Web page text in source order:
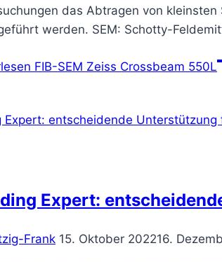
das Abtragen von
werden. SEM: Schotty-
FIB-SEM Zeiss Crossbeam 550L
Expert:
Frank 15. Oktober 202216.